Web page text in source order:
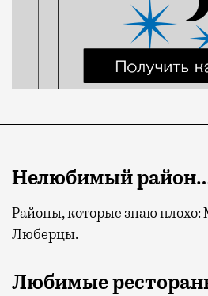
Нелюбимый
Районы, которые знаю плохо:
Люберцы.
Любимые